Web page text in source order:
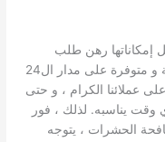
رهن طلب
العملاء الكرام . لذلك ، فخدمة العملاء متاحة و متوفرة على مدار ال24
عملائنا الكرام ، و حتى
وقت يناسبه. لذلك ، فور
الحشرات ، يتوجه